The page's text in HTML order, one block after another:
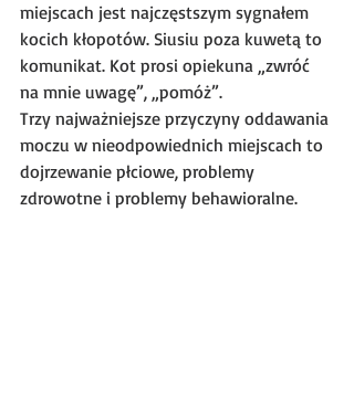
miejscach jest najczęstszym sygnałem
kocich kłopotów. Siusiu poza kuwetą to
komunikat. Kot prosi opiekuna „zwróć
na mnie uwagę”, „pomóż”.
Trzy najważniejsze przyczyny oddawania
moczu w nieodpowiednich miejscach to
dojrzewanie płciowe, problemy
zdrowotne i problemy behawioralne.